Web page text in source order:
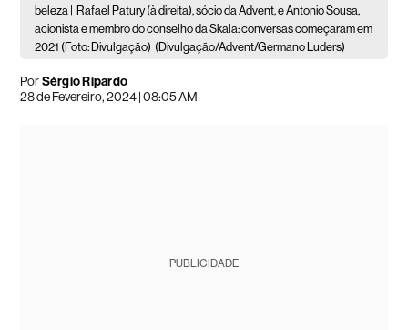
beleza |
Rafael Patury (à direita), sócio da Advent, e Antonio Sousa,
acionista e membro do conselho da Skala: conversas começaram em
2021 (Foto: Divulgação) (Divulgação/Advent/Germano Luders)
PorSérgio Ripardo
28 de Fevereiro, 2024 | 08:05 AM
PUBLICIDADE